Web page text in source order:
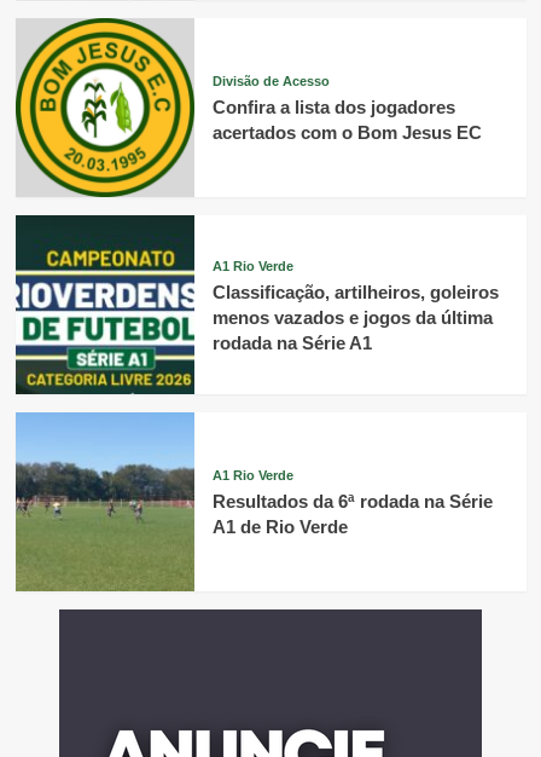
Divisão de Acesso
Confira a lista dos jogadores
acertados com o Bom Jesus EC
A1 Rio Verde
Classificação, artilheiros, goleiros
menos vazados e jogos da última
rodada na Série A1
A1 Rio Verde
Resultados da 6ª rodada na Série
A1 de Rio Verde